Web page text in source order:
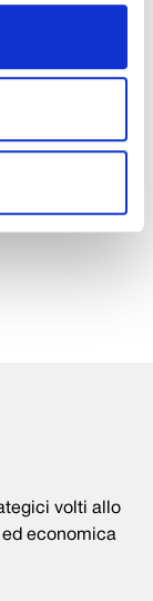
obiettivo
per il 13
Giulio
volti allo
economica